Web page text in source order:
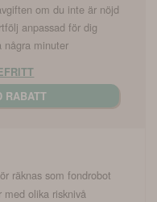
om du inte är nöjd
anpassad för dig
några minuter
RABATT
räknas som fondrobot
olika risknivå